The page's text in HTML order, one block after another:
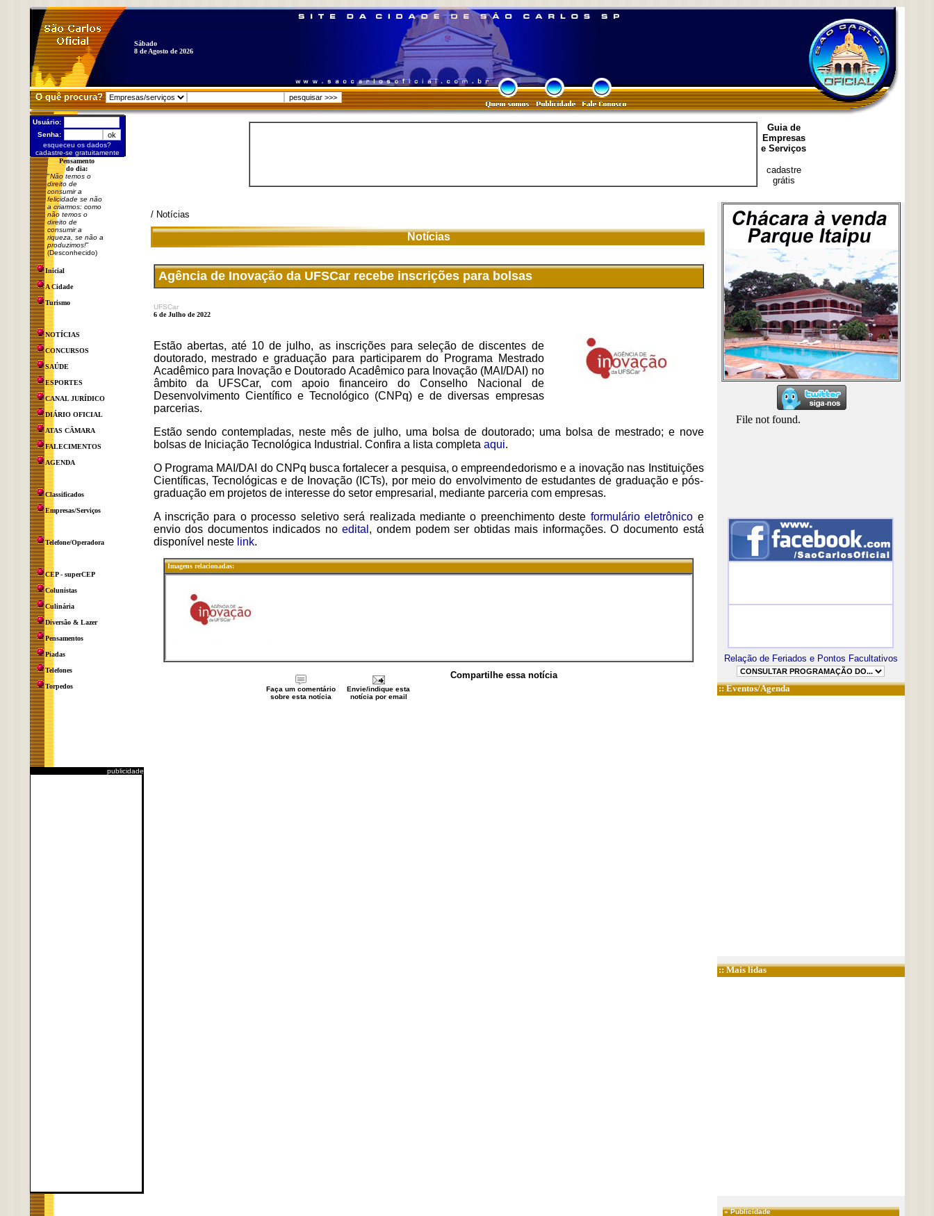
Sábado
8 de Agosto de 2026
O quê procura?
Usuário:
Senha:
esqueceu os dados?
cadastre-se gratuitamente
Pensamento
do dia:
"Não temos o
direito de
consumir a
felicidade se não
a criarmos: como
não temos o
direito de
consumir a
riqueza, se não a
produzimos!"
(Desconhecido)
Inicial
A Cidade
Turismo
NOTÍCIAS
CONCURSOS
SAÚDE
ESPORTES
CANAL JURÍDICO
DIÁRIO OFICIAL
ATAS CÂMARA
FALECIMENTOS
AGENDA
Classificados
Empresas/Serviços
Telefone/Operadora
CEP - superCEP
Colunistas
Culinária
Diversão & Lazer
Pensamentos
Piadas
Telefones
Torpedos
publicidade
Guia de
Empresas
e Serviços
cadastre
grátis
/ Notícias
Notícias
Agência de Inovação da UFSCar recebe inscrições para bolsas
UFSCar
6 de Julho de 2022
Estão abertas, até 10 de julho, as inscrições para seleção de discentes de
doutorado, mestrado e graduação para participarem do Programa Mestrado
Acadêmico para Inovação e Doutorado Acadêmico para Inovação (MAI/DAI) no
âmbito da UFSCar, com apoio financeiro do Conselho Nacional de
Desenvolvimento Científico e Tecnológico (CNPq) e de diversas empresas
parcerias.
Estão sendo contempladas, neste mês de julho, uma bolsa de doutorado; uma bolsa de mestrado; e nove
bolsas de Iniciação Tecnológica Industrial. Confira a lista completa aqui.
O Programa MAI/DAI do CNPq busca fortalecer a pesquisa, o empreendedorismo e a inovação nas Instituições
Científicas, Tecnológicas e de Inovação (ICTs), por meio do envolvimento de estudantes de graduação e pós-
graduação em projetos de interesse do setor empresarial, mediante parceria com empresas.
A inscrição para o processo seletivo será realizada mediante o preenchimento deste formulário eletrônico e
envio dos documentos indicados noedital , ondem podem ser obtidas mais informações. O documento está
disponível neste link.
Imagens relacionadas:
Compartilhe essa notícia
Faça um comentário
sobre esta notícia
Envie/indique esta
notícia por email
Relação de Feriados e Pontos Facultativos
::Eventos/Agenda
:: Mais lidas
»Publicidade